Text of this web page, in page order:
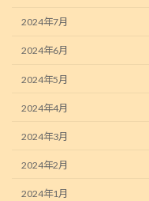
2024年7月
2024年6月
2024年5月
2024年4月
2024年3月
2024年2月
2024年1月